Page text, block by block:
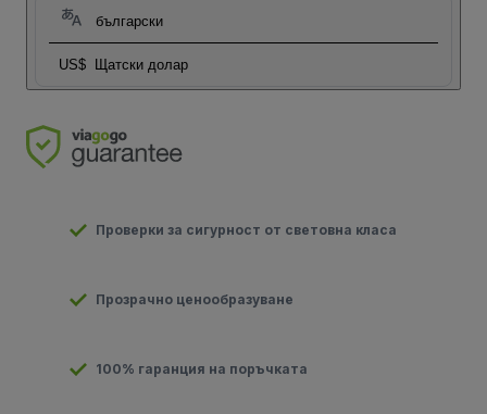
български
US$ Щатски долар
Проверки за сигурност от световна класа
Прозрачно ценообразуване
100% гаранция на поръчката